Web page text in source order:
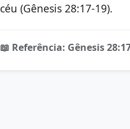
céu (Gênesis 28:17-19).
📖 Referência: Gênesis